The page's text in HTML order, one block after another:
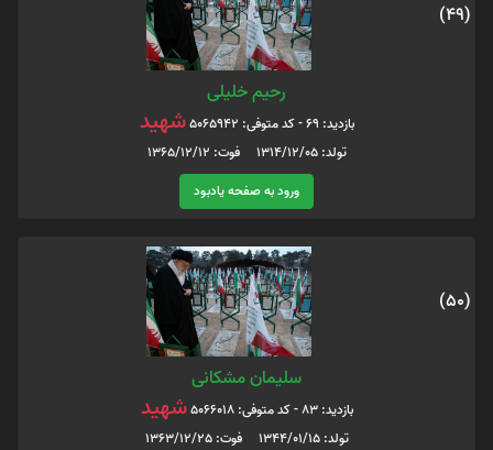
(49)
رحیم خلیلی
بازدید: 69 - کد متوفی: 5065942 شهید
تولد: 1314/12/05 فوت: 1365/12/12
ورود به صفحه یادبود
(50)
سلیمان مشکانی
بازدید: 83 - کد متوفی: 5066018 شهید
تولد: 1344/01/15 فوت: 1363/12/25